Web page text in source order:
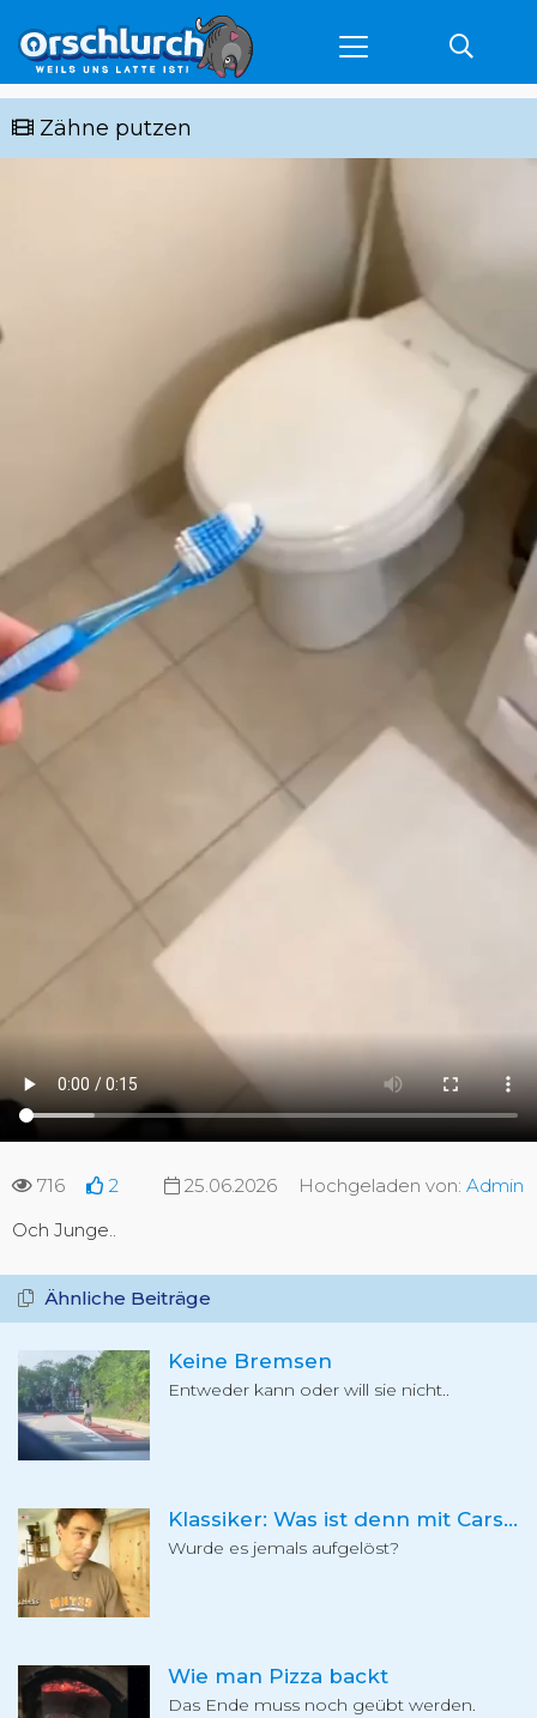
Zähne putzen
716 2 25.06.2026 Hochgeladen von: Admin
Och Junge..
Ähnliche Beiträge
Keine Bremsen
Entweder kann oder will sie nicht..
Klassiker: Was ist denn mit Carsten los?
Wurde es jemals aufgelöst?
Wie man Pizza backt
Das Ende muss noch geübt werden.